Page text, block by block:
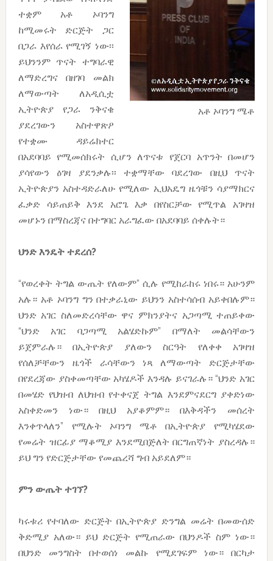
አቶ ኦባንግ ሜቶ
ተቋም አቶ ኦባንግ
ከሚመሩት ድርጅት ጋር
በጋራ እየሰራ የሚገኝ ነው፡፡
ይህንንም ጥናት ተግባራዊ
ለማድረግና በዘገባ መልክ
ለማውጣት ለአዲሲቷ
ኢትዮጵያ የጋራ ንቅናቄ
ያደረገውን አስተዋጽዖ
የተቋሙ ዳይሬክተር
በአደባባይ የሚመሰክሩት ሲሆን ለጥናቱ የጀርባ አጥንት በመሆን
ያሳየውን ዕገዛ ያደንቃሉ፡፡ ተቋማቸው ባደረገው በዚህ ጥናት
ኢትዮጵያን አስተዳድራለሁ የሚለው ኢህአዴግ ዜጎቹን ሳያማክርና
ፈቃድ ሳይጠይቅ እንደ አሮጌ እቃ በየስርቻው የሚጥል አገዛዝ
መሆኑን በማስረጃና በተግባር አራግፈው በአደባባይ ሰቀሉት።
ህንድ እንዴት ተደረሰ?
“የወረቀት ትግል ውጤት የለውም” ሲሉ የሚከራከሩ ነበሩ። አሁንም
አሉ። አቶ ኦባንግ ግን በተቃራኒው ይህንን አስተሳሰብ አይቀበሉም።
ህንድ አገር ስለመድረሳቸው ዋና ምክንያትና አጋጣሚ ተጠይቀው
“ህንድ አገር ባጋጣሚ አልሄድኩም” በማለት መልሳቸውን
ይጀምራሉ። በኢትዮጵያ ያለውን ስርዓት የለቀቀ አገዛዝ
የሰለቻቸውን ዜጎች ራሳቸውን ነጻ ለማውጣት ድርጅታቸው
በየደረጃው ያስቀመጣቸው አካሄዶች እንዳሉ ይናገራሉ። “ህንድ አገር
በመሄድ የህዝብ ለህዝብ የተቀናጀ ትግል እንደምናደርግ ያቀድነው
አስቀድመን ነው። በዚህ አያቆምም። በእቅዳችን መሰረት
እንቀጥላለን” የሚሉት ኦባንግ ሜቶ በኢትዮጵያ የሚካሄደው
የመሬት ዝርፊያ ማቆሚያ እንደሚበጅለት በርግጠኛነት ያስረዳሉ።
ይህ ግን የድርጅታቸው የመጨረሻ ግብ አይደለም።
ምን ውጤት ተገኘ?
ካሩቱሪ የተባለው ድርጅት በኢትዮጵያ ድንግል መሬት በመውሰድ
ቅድሚያ አለው። ይህ ድርጅት የሚጠራው በህንዶች ስም ነው።
በህንድ መንግስት በተወሰነ መልኩ የሚደገፍም ነው። በርካታ